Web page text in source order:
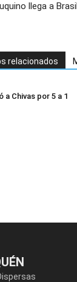
llega a Brasil
relacionados
a Chivas por 5 a 1